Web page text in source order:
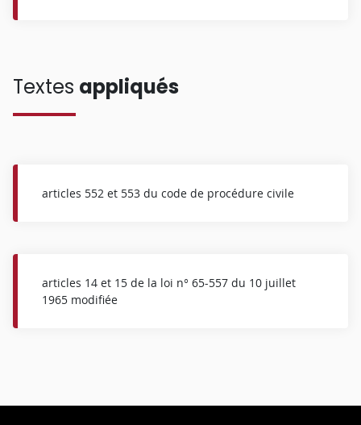
Textes appliqués
articles 552 et 553 du code de procédure civile
articles 14 et 15 de la loi n° 65-557 du 10 juillet
1965 modifiée